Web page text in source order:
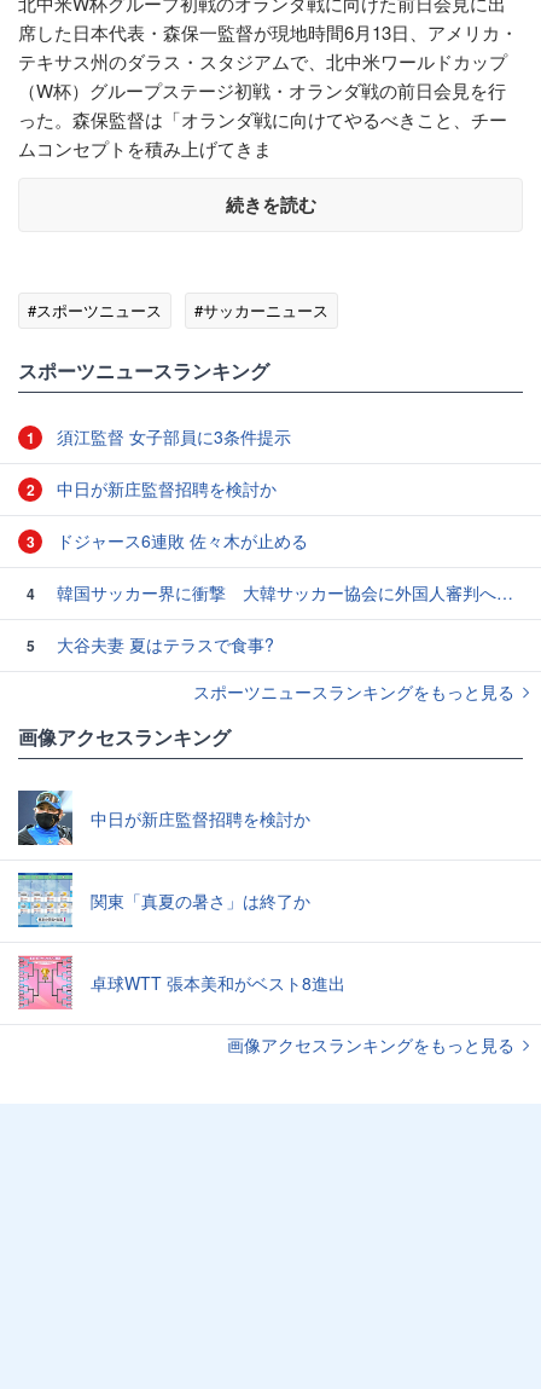
席した日本代表・森保一監督が現地時間6月13日、アメリカ・
テキサス州のダラス・スタジアムで、北中米ワールドカップ
（W杯）グループステージ初戦・オランダ戦の前日会見を行
った。森保監督は「オランダ戦に向けてやるべきこと、チー
ムコンセプトを積み上げてきま
続きを読む
#スポーツニュース #サッカーニュース
スポーツニュースランキング
1 須江監督 女子部員に3条件提示
2 中日が新庄監督招聘を検討か
3 ドジャース6連敗 佐々木が止める
4 韓国サッカー界に衝撃 大韓サッカー協会に外国人審判への“性的接待”疑惑 韓国メディアが報道
5
大谷夫妻 夏はテラスで食事?
スポーツニュースランキングをもっと見る
画像アクセスランキング
中日が新庄監督招聘を検討か
関東「真夏の暑さ」は終了か
卓球WTT 張本美和がベスト8進出
画像アクセスランキングをもっと見る